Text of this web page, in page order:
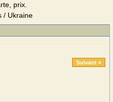
prix.
/ Ukraine
Suivant »